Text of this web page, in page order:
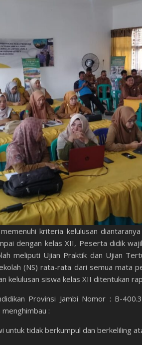
kriteria kelulusan
dengan kelas XII, Peserta didik
meliputi Ujian Praktik dan Ujian
(NS) rata-rata dari semua mata
kelulusan siswa kelas XII ditentukan
Provinsi Jambi Nomor : B-
:
untuk tidak berkumpul dan berkeliling